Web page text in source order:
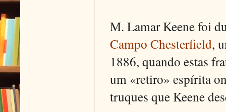
M. Lamar Keene foi
Campo Chesterfield,
1886, quando estas
um «retiro» espírita
truques que Keene